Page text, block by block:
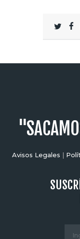
Avisos Legales |